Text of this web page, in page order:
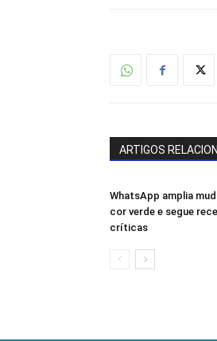
ARTIGOS
WhatsApp amplia
cor verde e segue
críticas